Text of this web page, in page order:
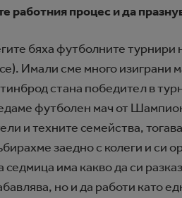
работния процес и да
бяха футболните турнири
Имали сме много изиграни
стана победител в
футболен мач от
и техните семейства,
заедно с колеги и си
има какво да си
но и да работи като